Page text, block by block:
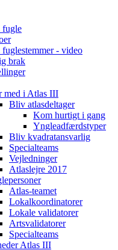
fugle
- video
brak
med i Atlas III
Bliv atlasdeltager
Kom hurtigt i gang
Yngleadfærdstyper
Bliv kvadratansvarlig
Specialteams
Vejledninger
Atlaslejre 2017
Atlas-teamet
Lokalkoordinatorer
Lokale validatorer
Artsvalidatorer
Specialteams
Atlas III